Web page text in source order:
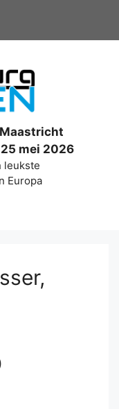
Maastricht
mei 2026
leukste
Europa